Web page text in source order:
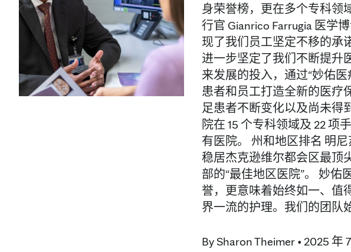
身荣誉榜，更在多个专科领
行官 Gianrico Farrugia 医学
现了我们员工坚定不移的承
进一步坚定了我们不断提升
来发展的投入，通过“妙佑
患者和员工打造全新的医疗
足患者不断变化以及尚未得
院在 15 个专科领域及 22
有医院。 州和地区排名 明
稳居杰克逊维尔都会区最顶
部的“最佳地区医院”。 妙佑
誉，更意味着始终如一、值
界一流的护理。我们的团队
By Sharon Theimer • 2025 年